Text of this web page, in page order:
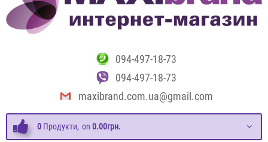
094-497-18-73
094-497-18-73
maxibrand.com.ua@gmail.com
0 Продукти, on 0.00грн.